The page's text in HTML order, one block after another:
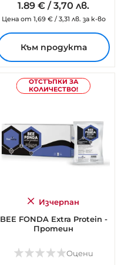
1.89 € /3,70 лв.
Цена от 1,69 €/ 3,31 лв. за к-во
Към продукта
ОТСТЪПКИ ЗА
КОЛИЧЕСТВО!
Изчерпан
BEE FONDA Extra Protein -
Протеин
Оцени